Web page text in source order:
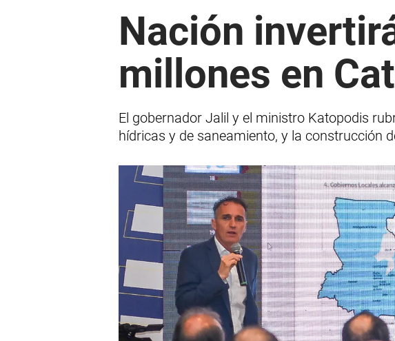
Nación
millones en
El gobernador Jalil y el ministro Katopodis
hídricas y de saneamiento, y la construcción